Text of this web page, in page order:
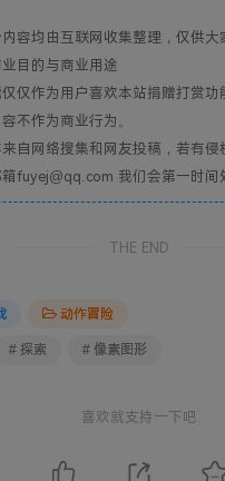
容均由互联网收集整理，仅供大
目的与商业用途
仅作为用户喜欢本站捐赠打赏功
不作为商业行为。
自网络搜集和网友投稿，若有侵
fuyej@qq.com 我们会第一时间
THE END
动作冒险
# 探索 # 像素图形
喜欢就支持一下吧